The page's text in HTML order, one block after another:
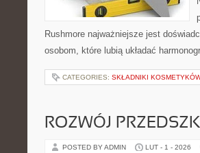
Rushmore najważniejsze jest
osobom, które lubią układać
CATEGORIES: SKŁADNIKI
ROZWÓJ
POSTED BY ADMIN LUT - 1 - 2026